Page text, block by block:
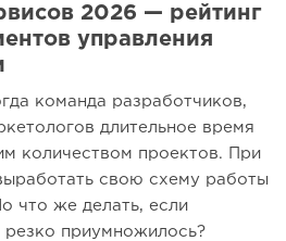
2026 — рейтинг
управления
команда разработчиков,
длительное время
количеством проектов. При
свою схему работы
что же делать, если
резко приумножилось?